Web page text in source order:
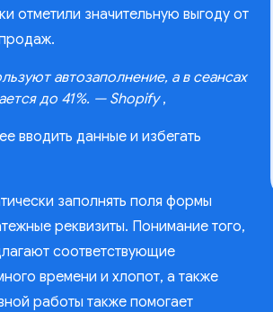
отметили значительную выгоду от
автозаполнение, а в сеансах
до 41%. — Shopify,
вводить данные и избегать
заполнять поля формы
реквизиты. Понимание того,
соответствующие
времени и хлопот, а также
работы также помогает